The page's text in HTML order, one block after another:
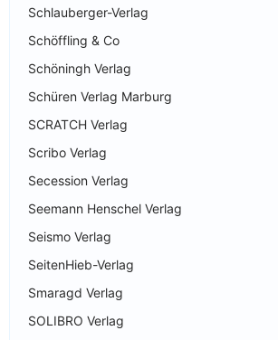
Schlauberger-Verlag
Schöffling & Co
Schöningh Verlag
Schüren Verlag Marburg
SCRATCH Verlag
Scribo Verlag
Secession Verlag
Seemann Henschel Verlag
Seismo Verlag
SeitenHieb-Verlag
Smaragd Verlag
SOLIBRO Verlag